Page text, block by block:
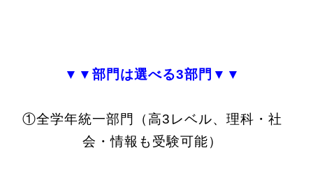
▼▼部門は選べる3部門▼▼
①全学年統一部門（高3レベル、理科・社
会・情報も受験可能）